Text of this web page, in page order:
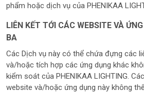
phẩm hoặc dịch vụ của PHENIKAA
LIÊN KẾT TỚI CÁC WEBSITE VÀ
BA
Các Dịch vụ này có thể chứa đựng các
và/hoặc tích hợp các ứng dụng khác
kiểm soát của PHENIKAA LIGHTING.
website và/hoặc ứng dụng này không